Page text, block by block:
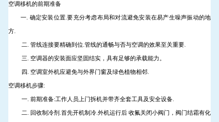
联系我们
空调移机的前期准备
一. 确定安装位置.要充分考虑布局和对流避免安装在易产生噪声振动的地
方.
二. 管线连接要精确到位.管线的通畅与否与空调的效果至关重要.
三. 空调器的安装面应坚固结实，具有足够的承载能力。
四. 空调室外机应避免与外界门窗及绿色植物相邻.
空调移机步骤:
一. 前期准备:工作人员上门拆机并带齐全套工具及安全设备.
二. 回收制冷剂.首先开机制冷.外机运行后 收氟关闭小阀门，阀门结霜有化